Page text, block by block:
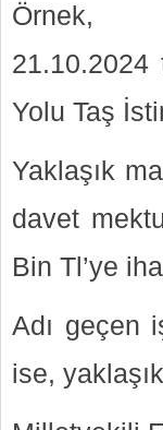
Örnek,
21.10.2024
Yolu Taş
Yaklaşık
davet
Bin Tl’ye
Adı geçen
ise,